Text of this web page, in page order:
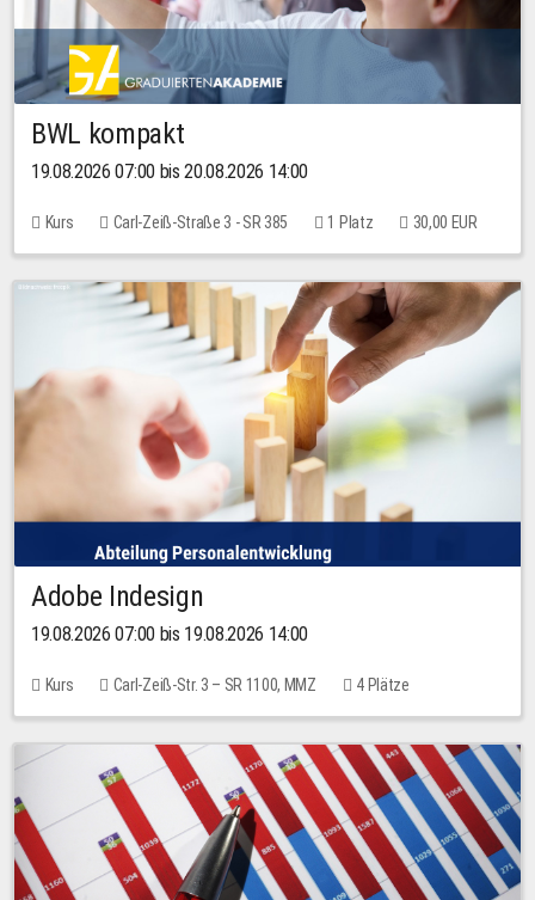
BWL kompakt
19.08.2026 07:00 bis 20.08.2026 14:00
Kurs Carl-Zeiß-Straße 3 - SR 385 1 Platz 30,00 EUR
Adobe Indesign
19.08.2026 07:00 bis 19.08.2026 14:00
Kurs Carl-Zeiß-Str. 3 – SR 1100, MMZ 4 Plätze